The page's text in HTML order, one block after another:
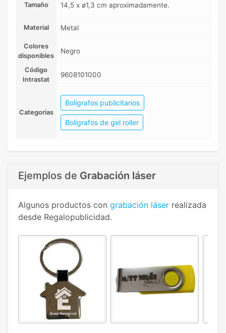
Tamaño 14,5 x ø1,3 cm aproximadamente.
Material Metal
Colores
disponibles
Negro
Código
Intrastat
9608101000
Categorias
Bolígrafos publicitarios
Bolígrafos de gel roller
Ejemplos de Grabación láser
Algunos productos con grabación láser realizada
desde Regalopublicidad.